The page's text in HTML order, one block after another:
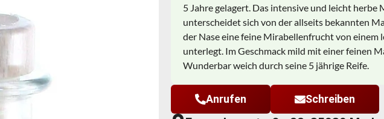
5 Jahre gelagert. Das intensive und leicht herbe
unterscheidet sich von der allseits bekannten
der Nase eine feine Mirabellenfrucht von
unterlegt. Im Geschmack mild mit einer feinen
Wunderbar weich durch seine 5 jährige Reife.
Anrufen Schreiben